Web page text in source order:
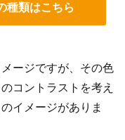
種類はこちら
ージですが、その色
コントラストを考え
イメージがありま